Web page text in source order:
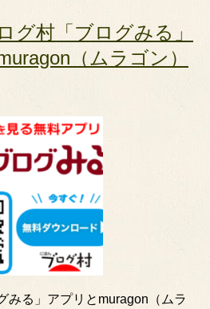
グ村「ブログみる」
（ムラゴン）
みる」アプリとmuragon（ムラ